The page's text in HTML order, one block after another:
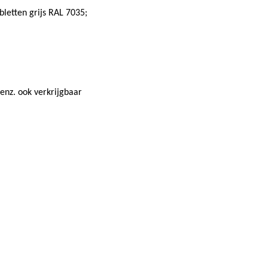
grijs RAL 7035;
ook verkrijgbaar